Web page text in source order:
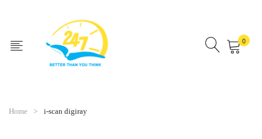
0
Home i-scan digiray